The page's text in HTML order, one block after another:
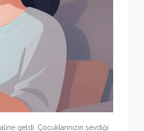
geldi. Çocuklarınızın sevdiği